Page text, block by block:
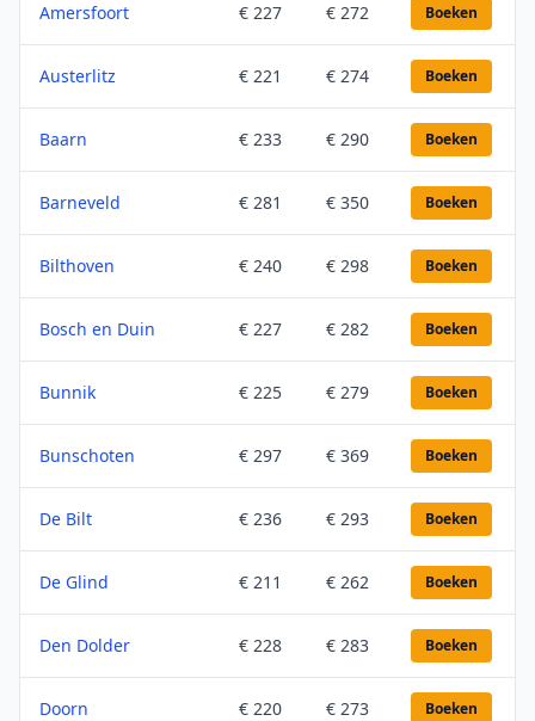
Amersfoort € 227 € 272 Boeken
Austerlitz € 221 € 274 Boeken
Baarn € 233 € 290 Boeken
Barneveld € 281 € 350 Boeken
Bilthoven € 240 € 298 Boeken
Bosch en Duin € 227 € 282 Boeken
Bunnik € 225 € 279 Boeken
Bunschoten € 297 € 369 Boeken
De Bilt € 236 € 293 Boeken
De Glind € 211 € 262 Boeken
Den Dolder € 228 € 283 Boeken
Doorn € 220 € 273 Boeken